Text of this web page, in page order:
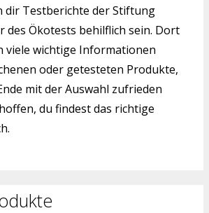
dir Testberichte der Stiftung
des Ökotests behilflich sein. Dort
viele wichtige Informationen
oder getesteten Produkte,
mit der Auswahl zufrieden
du findest das richtige